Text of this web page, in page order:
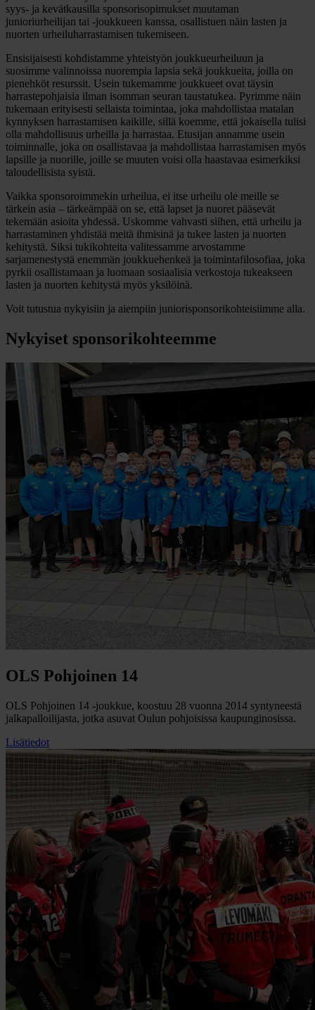
syys- ja kevätkausilla sponsorisopimukset muutaman
junioriurheilijan tai -joukkueen kanssa, osallistuen näin lasten ja
nuorten urheiluharrastamisen tukemiseen.
Ensisijaisesti kohdistamme yhteistyön joukkueurheiluun ja
suosimme valinnoissa nuorempia lapsia sekä joukkueita, joilla on
pienehköt resurssit. Usein tukemamme joukkueet ovat täysin
harrastepohjaisia ilman isomman seuran taustatukea. Pyrimme näin
tukemaan erityisesti sellaista toimintaa, joka mahdollistaa matalan
kynnyksen harrastamisen kaikille, sillä koemme, että jokaisella tulisi
olla mahdollisuus urheilla ja harrastaa. Etusijan annamme usein
toiminnalle, joka on osallistavaa ja mahdollistaa harrastamisen myös
lapsille ja nuorille, joille se muuten voisi olla haastavaa esimerkiksi
taloudellisista syistä.
Vaikka sponsoroimmekin urheilua, ei itse urheilu ole meille se
tärkein asia – tärkeämpää on se, että lapset ja nuoret pääsevät
tekemään asioita yhdessä. Uskomme vahvasti siihen, että urheilu ja
harrastaminen yhdistää meitä ihmisinä ja tukee lasten ja nuorten
kehitystä. Siksi tukikohteita valitessamme arvostamme
sarjamenestystä enemmän joukkuehenkeä ja toimintafilosofiaa, joka
pyrkii osallistamaan ja luomaan sosiaalisia verkostoja tukeakseen
lasten ja nuorten kehitystä myös yksilöinä.
Voit tutustua nykyisiin ja aiempiin juniorisponsorikohteisiimme alla.
Nykyiset sponsorikohteemme
OLS Pohjoinen 14
OLS Pohjoinen 14 -joukkue, koostuu 28 vuonna 2014 syntyneestä
jalkapalloilijasta, jotka asuvat Oulun pohjoisissa kaupunginosissa.
Lisätiedot